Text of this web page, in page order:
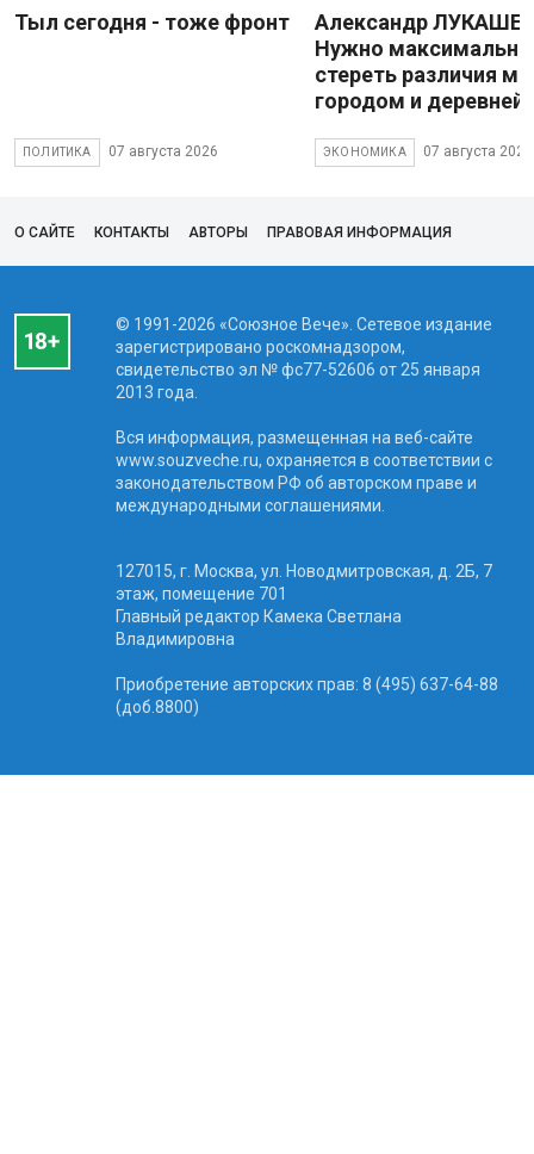
Тыл сегодня - тоже фронт
ПОЛИТИКА 07 августа 2026
Александр
Нужно максимально
стереть различия
городом и деревней
ЭКОНОМИКА 07 августа 2026
О САЙТЕ КОНТАКТЫ АВТОРЫ ПРАВОВАЯ ИНФОРМАЦИЯ
© 1991-2026 «Союзное Вече». Сетевое издание
зарегистрировано роскомнадзором,
свидетельство эл № фc77-52606 от 25 января
2013 года.
Вся информация, размещенная на веб-сайте
www.souzveche.ru, охраняется в соответствии с
законодательством РФ об авторском праве и
международными соглашениями.
127015, г. Москва, ул. Новодмитровская, д. 2Б, 7
этаж, помещение 701
Главный редактор Камека Светлана
Владимировна
Приобретение авторских прав: 8 (495) 637-64-88
(доб.8800)